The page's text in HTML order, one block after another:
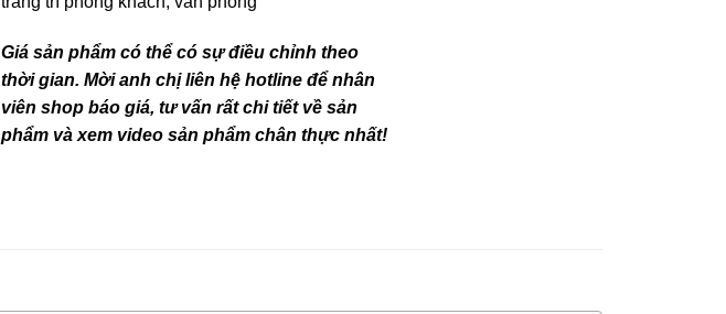
Giá sản phẩm có thể có sự điều chỉnh theo
thời gian. Mời anh chị liên hệ hotline để nhân
viên shop báo giá, tư vấn rất chi tiết về sản
phẩm và xem video sản phẩm chân thực nhất!